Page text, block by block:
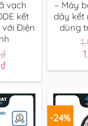
vạch
kết
với Điện
₫
₫Giá
tại
là:
1.749.000 ₫.
– Máy
dây kết
dùng
-24%